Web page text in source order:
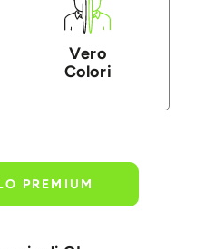
Vero
Colori
PREMIUM